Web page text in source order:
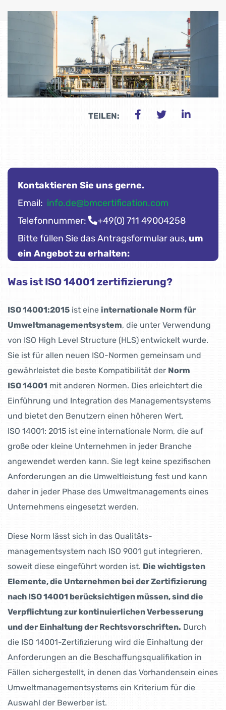
TEILEN:
Kontaktieren Sie uns gerne.
Email: info.de@bmcertification.com
Telefonnummer:
+49(0) 711 49004258
Bitte füllen Sie das Antragsformular aus, um
ein Angebot zu erhalten:
Was ist ISO 14001 zertifizierung?
ISO 14001:2015 ist eine internationale Norm für
Umweltmanagementsystem, die unter Verwendung
von ISO High Level Structure (HLS) entwickelt wurde.
Sie ist für allen neuen ISO-Normen gemeinsam und
gewährleistet die beste Kompatibilität der Norm
ISO 14001 mit anderen Normen. Dies erleichtert die
Einführung und Integration des Managementsystems
und bietet den Benutzern einen höheren Wert.
ISO 14001: 2015 ist eine internationale Norm, die auf
große oder kleine Unternehmen in jeder Branche
angewendet werden kann. Sie legt keine spezifischen
Anforderungen an die Umweltleistung fest und kann
daher in jeder Phase des Umweltmanagements eines
Unternehmens eingesetzt werden.
Diese Norm lässt sich in das Qualitäts­
managementsystem nach ISO 9001 gut integrieren,
soweit diese eingeführt worden ist. Die wichtigsten
Elemente, die Unternehmen bei der Zertifizierung
nach ISO 14001 berücksichtigen müssen, sind die
Verpflichtung zur kontinuierlichen Verbesserung
und der Einhaltung der Rechtsvorschriften. Durch
die ISO 14001-Zertifizierung wird die Einhaltung der
Anforderungen an die Beschaffungsqualifikation in
Fällen sichergestellt, in denen das Vorhandensein eines
Umweltmanagementsystems ein Kriterium für die
Auswahl der Bewerber ist.